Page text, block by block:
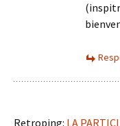
Retroping: LA